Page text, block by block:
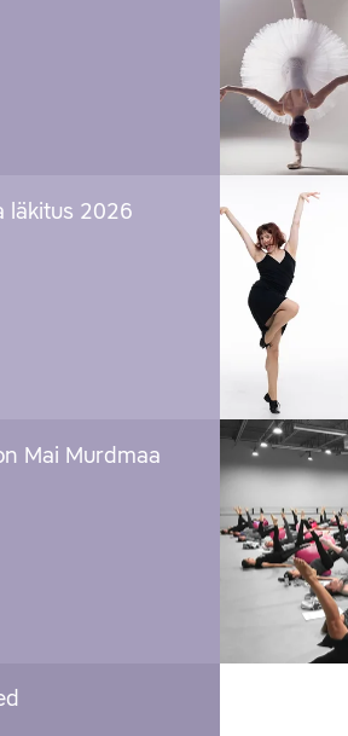
läkitus 2026
Mai Murdmaa